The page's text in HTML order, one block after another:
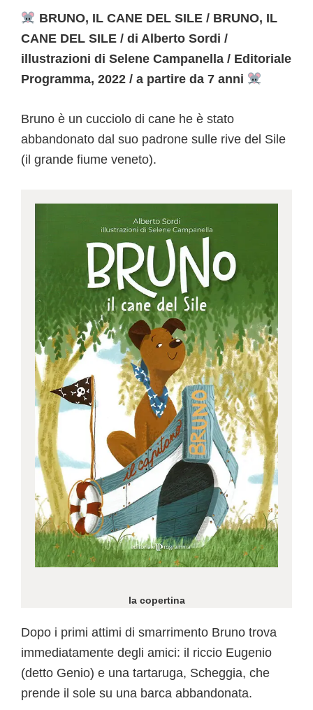
BRUNO, IL CANE DEL SILE / BRUNO, IL
CANE DEL SILE / di Alberto Sordi /
illustrazioni di Selene Campanella / Editoriale
Programma, 2022 / a partire da 7 anni
Bruno è un cucciolo di cane he è stato
abbandonato dal suo padrone sulle rive del Sile
(il grande fiume veneto).
la copertina
Dopo i primi attimi di smarrimento Bruno trova
immediatamente degli amici: il riccio Eugenio
(detto Genio) e una tartaruga, Scheggia, che
prende il sole su una barca abbandonata.